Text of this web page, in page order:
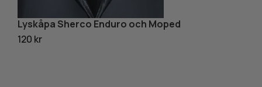
Lyskåpa Sherco Enduro och Moped
120 kr